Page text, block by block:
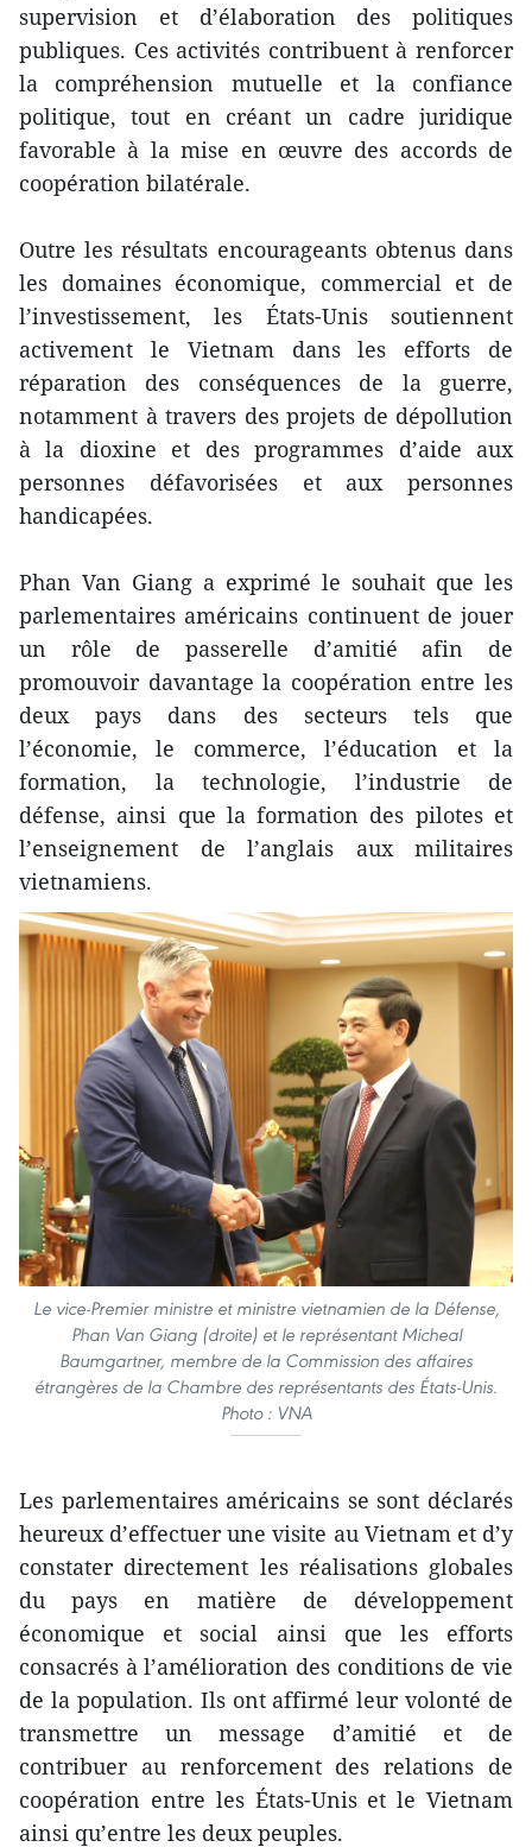
supervision et d’élaboration des politiques
publiques. Ces activités contribuent à renforcer
la compréhension mutuelle et la confiance
politique, tout en créant un cadre juridique
favorable à la mise en œuvre des accords de
coopération bilatérale.
Outre les résultats encourageants obtenus dans
les domaines économique, commercial et de
l’investissement, les États-Unis soutiennent
activement le Vietnam dans les efforts de
réparation des conséquences de la guerre,
notamment à travers des projets de dépollution
à la dioxine et des programmes d’aide aux
personnes défavorisées et aux personnes
handicapées.
Phan Van Giang a exprimé le souhait que les
parlementaires américains continuent de jouer
un rôle de passerelle d’amitié afin de
promouvoir davantage la coopération entre les
deux pays dans des secteurs tels que
l’économie, le commerce, l’éducation et la
formation, la technologie, l’industrie de
défense, ainsi que la formation des pilotes et
l’enseignement de l’anglais aux militaires
vietnamiens.
Le vice-Premier ministre et ministre vietnamien de la Défense,
Phan Van Giang (droite) et le représentant Micheal
Baumgartner, membre de la Commission des affaires
étrangères de la Chambre des représentants des États-Unis.
Photo : VNA
Les parlementaires américains se sont déclarés
heureux d’effectuer une visite au Vietnam et d’y
constater directement les réalisations globales
du pays en matière de développement
économique et social ainsi que les efforts
consacrés à l’amélioration des conditions de vie
de la population. Ils ont affirmé leur volonté de
transmettre un message d’amitié et de
contribuer au renforcement des relations de
coopération entre les États-Unis et le Vietnam
ainsi qu’entre les deux peuples.